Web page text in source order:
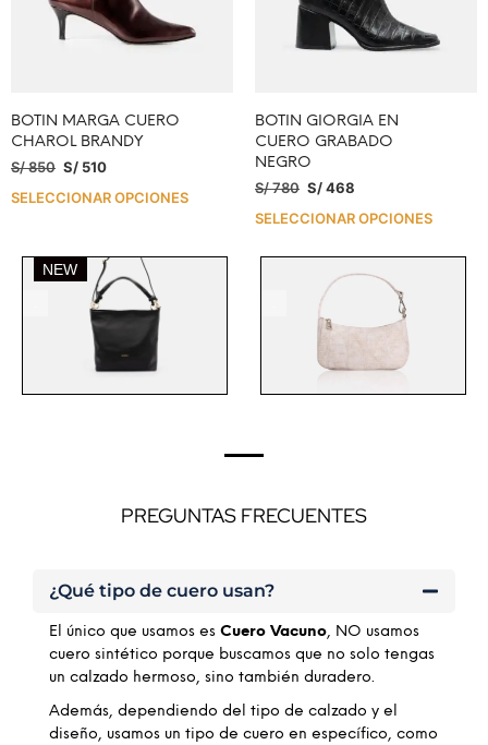
BOTIN MARGA CUERO
CHAROL BRANDY
S/850 S/ 510
SELECCIONAR OPCIONES
BOTIN GIORGIA EN
CUERO GRABADO
NEGRO
S/780 S/468
SELECCIONAR OPCIONES
PREGUNTAS FRECUENTES
¿Qué tipo de cuero usan?
El único que usamos es Cuero Vacuno, NO usamos
cuero sintético porque buscamos que no solo tengas
un calzado hermoso, sino también duradero.
Además, dependiendo del tipo de calzado y el
diseño, usamos un tipo de cuero en específico, como